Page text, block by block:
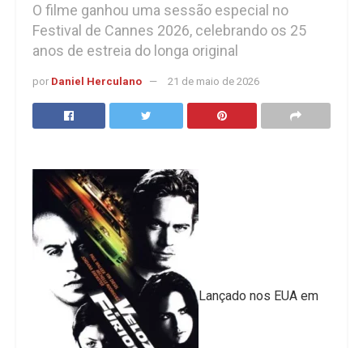
O filme ganhou uma sessão especial no
Festival de Cannes 2026, celebrando os 25
anos de estreia do longa original
por Daniel Herculano 21 de maio de 2026
Lançado nos EUA em